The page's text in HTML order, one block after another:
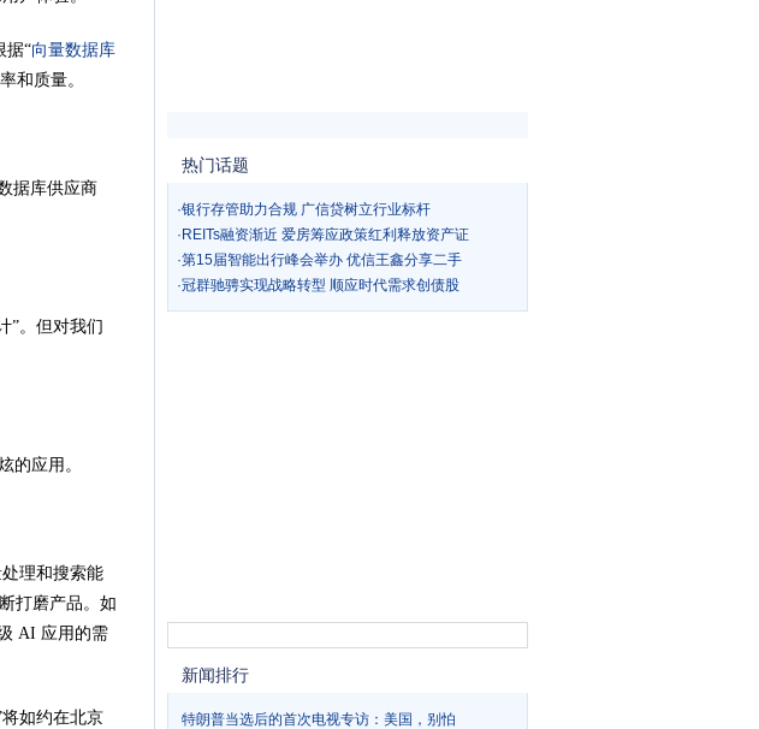
据“向量数据库
和质量。
据库供应商
”。但对我们
的应用。
理和搜索能
打磨产品。如
AI 应用的需
将如约在北京
热门话题
·银行存管助力合规 广信贷树立行业标杆
· REITs融资渐近 爱房筹应政策红利释放资产证
·第15届智能出行峰会举办 优信王鑫分享二手
·冠群驰骋实现战略转型 顺应时代需求创债股
新闻排行
特朗普当选后的首次电视专访：美国，别怕